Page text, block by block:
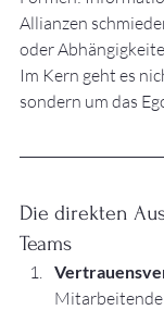
Allianzen
oder
Im Kern geht es
sondern um das
Die direkten
Teams
Mitarbeitende